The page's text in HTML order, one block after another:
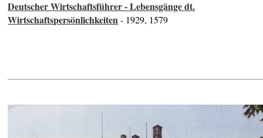
Deutscher Wirtschaftsführer - Lebensgänge dt.
Wirtschaftspersönlichkeiten- 1929, 1579